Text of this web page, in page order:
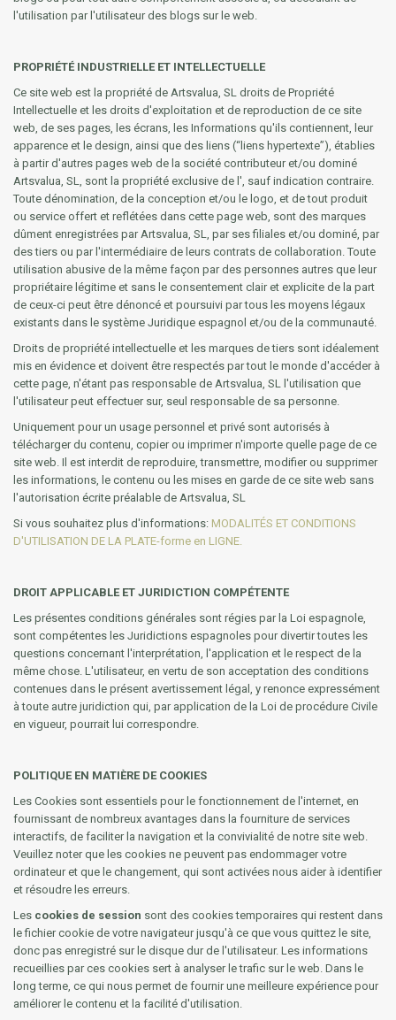
l'utilisation par l'utilisateur des blogs sur le web.
PROPRIÉTÉ INDUSTRIELLE ET INTELLECTUELLE
Ce site web est la propriété de Artsvalua, SL droits de Propriété
Intellectuelle et les droits d'exploitation et de reproduction de ce site
web, de ses pages, les écrans, les Informations qu'ils contiennent, leur
apparence et le design, ainsi que des liens (“liens hypertexte”), établies
à partir d'autres pages web de la société contributeur et/ou dominé
Artsvalua, SL, sont la propriété exclusive de l', sauf indication contraire.
Toute dénomination, de la conception et/ou le logo, et de tout produit
ou service offert et reflétées dans cette page web, sont des marques
dûment enregistrées par Artsvalua, SL, par ses filiales et/ou dominé, par
des tiers ou par l'intermédiaire de leurs contrats de collaboration. Toute
utilisation abusive de la même façon par des personnes autres que leur
propriétaire légitime et sans le consentement clair et explicite de la part
de ceux-ci peut être dénoncé et poursuivi par tous les moyens légaux
existants dans le système Juridique espagnol et/ou de la communauté.
Droits de propriété intellectuelle et les marques de tiers sont idéalement
mis en évidence et doivent être respectés par tout le monde d'accéder à
cette page, n'étant pas responsable de Artsvalua, SL l'utilisation que
l'utilisateur peut effectuer sur, seul responsable de sa personne.
Uniquement pour un usage personnel et privé sont autorisés à
télécharger du contenu, copier ou imprimer n'importe quelle page de ce
site web. Il est interdit de reproduire, transmettre, modifier ou supprimer
les informations, le contenu ou les mises en garde de ce site web sans
l'autorisation écrite préalable de Artsvalua, SL
Si vous souhaitez plus d'informations: MODALITÉS ET CONDITIONS
D'UTILISATION DE LA PLATE-forme en LIGNE.
DROIT APPLICABLE ET JURIDICTION COMPÉTENTE
Les présentes conditions générales sont régies par la Loi espagnole,
sont compétentes les Juridictions espagnoles pour divertir toutes les
questions concernant l'interprétation, l'application et le respect de la
même chose. L'utilisateur, en vertu de son acceptation des conditions
contenues dans le présent avertissement légal, y renonce expressément
à toute autre juridiction qui, par application de la Loi de procédure Civile
en vigueur, pourrait lui correspondre.
POLITIQUE EN MATIÈRE DE COOKIES
Les Cookies sont essentiels pour le fonctionnement de l'internet, en
fournissant de nombreux avantages dans la fourniture de services
interactifs, de faciliter la navigation et la convivialité de notre site web.
Veuillez noter que les cookies ne peuvent pas endommager votre
ordinateur et que le changement, qui sont activées nous aider à identifier
et résoudre les erreurs.
Les cookies de session sont des cookies temporaires qui restent dans
le fichier cookie de votre navigateur jusqu'à ce que vous quittez le site,
donc pas enregistré sur le disque dur de l'utilisateur. Les informations
recueillies par ces cookies sert à analyser le trafic sur le web. Dans le
long terme, ce qui nous permet de fournir une meilleure expérience pour
améliorer le contenu et la facilité d'utilisation.